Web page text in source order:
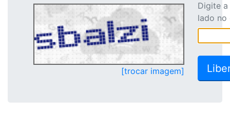
[trocar imagem]
Digite
lado no